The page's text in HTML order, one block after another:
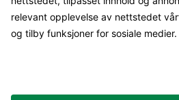
Om oss
Facebook